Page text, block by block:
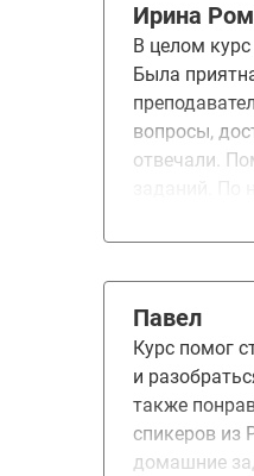
коллегам и
Ирина
В целом
Была
преподавателей - когда
вопросы,
отвечали.
методички,
Обучение
Павел
Курс помог
и
также
спикеров из
домашние